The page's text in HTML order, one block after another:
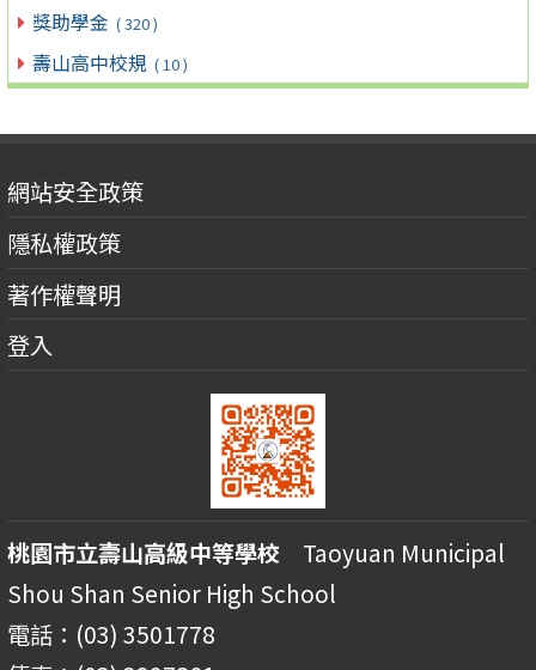
獎助學金 ( 320 )
壽山高中校規 ( 10 )
網站安全政策
隱私權政策
著作權聲明
登入
桃園市立壽山高級中等學校 Taoyuan Municipal
Shou Shan Senior High School
電話：(03) 3501778